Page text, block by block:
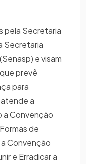
pela Secretaria
Secretaria
e visam
prevê
para
a
a Convenção
de
a Convenção
e Erradicar a